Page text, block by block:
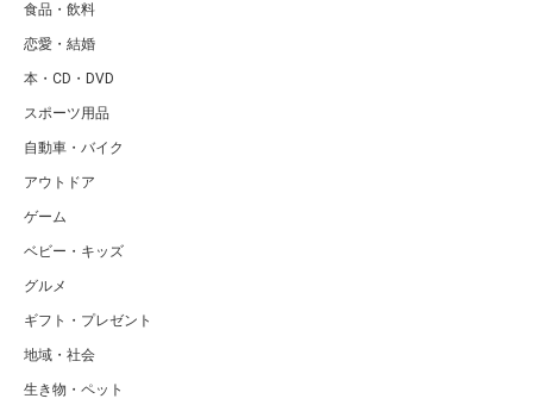
食品・飲料
恋愛・結婚
本・CD・DVD
スポーツ用品
自動車・バイク
アウトドア
ゲーム
ベビー・キッズ
グルメ
ギフト・プレゼント
地域・社会
生き物・ペット